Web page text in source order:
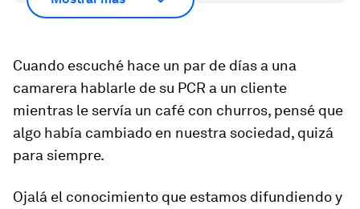
Cuando escuché hace un par de días a una
camarera hablarle de su PCR a un cliente
mientras le servía un café con churros, pensé que
algo había cambiado en nuestra sociedad, quizá
para siempre.
Ojalá el conocimiento que estamos difundiendo y